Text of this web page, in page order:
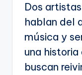
Dos
hablan del
música y
una
buscan